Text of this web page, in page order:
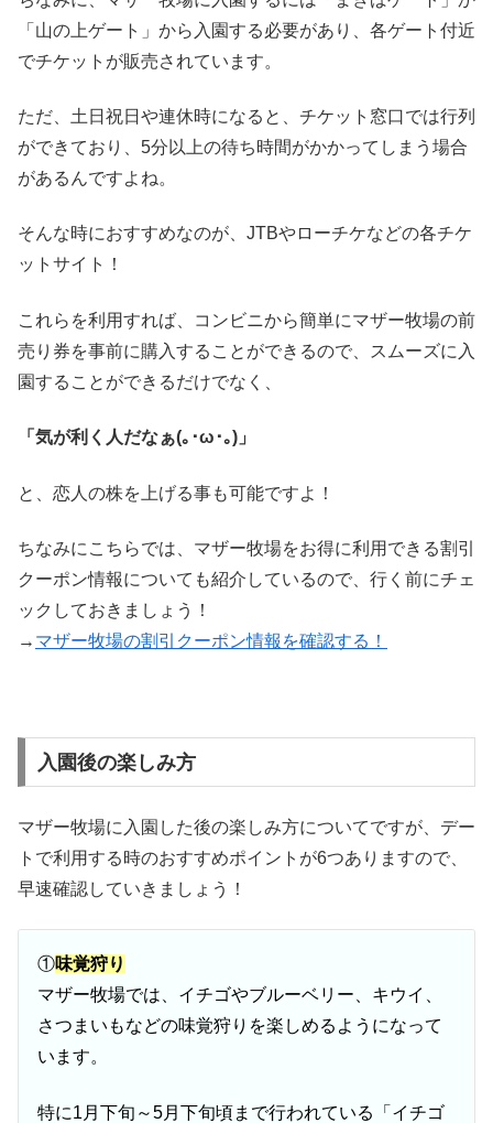
「山の上ゲート」から入園する必要があり、各ゲート付近
でチケットが販売されています。
ただ、土日祝日や連休時になると、チケット窓口では行列
ができており、5分以上の待ち時間がかかってしまう場合
があるんですよね。
そんな時におすすめなのが、JTBやローチケなどの各チケ
ットサイト！
これらを利用すれば、コンビニから簡単にマザー牧場の前
売り券を事前に購入することができるので、スムーズに入
園することができるだけでなく、
「気が利く人だなぁ(｡･ω･｡)」
と、恋人の株を上げる事も可能ですよ！
ちなみにこちらでは、マザー牧場をお得に利用できる割引
クーポン情報についても紹介しているので、行く前にチェ
ックしておきましょう！
→ マザー牧場の割引クーポン情報を確認する！
入園後の楽しみ方
マザー牧場に入園した後の楽しみ方についてですが、デー
トで利用する時のおすすめポイントが6つありますので、
早速確認していきましょう！
①味覚狩り
マザー牧場では、イチゴやブルーベリー、キウイ、
さつまいもなどの味覚狩りを楽しめるようになって
います。
特に1月下旬～5月下旬頃まで行われている「イチゴ